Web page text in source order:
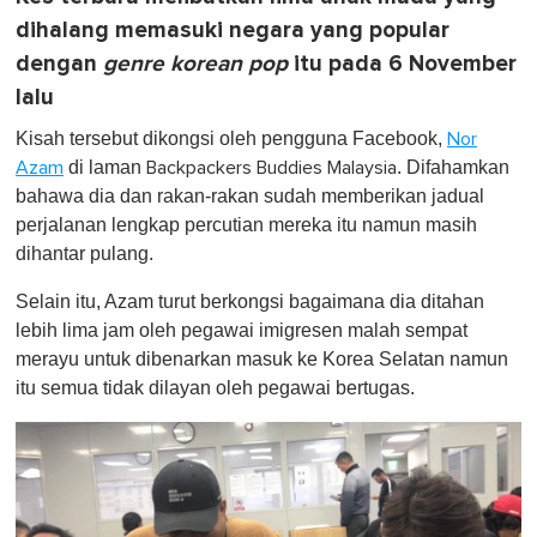
dihalang memasuki negara yang popular
dengan genre korean popitu pada 6 November
lalu
Kisah tersebut dikongsi oleh pengguna Facebook, Nor
Azam di laman Backpackers Buddies Malaysia. Difahamkan
bahawa dia dan rakan-rakan sudah memberikan jadual
perjalanan lengkap percutian mereka itu namun masih
dihantar pulang.
Selain itu, Azam turut berkongsi bagaimana dia ditahan
lebih lima jam oleh pegawai imigresen malah sempat
merayu untuk dibenarkan masuk ke Korea Selatan namun
itu semua tidak dilayan oleh pegawai bertugas.